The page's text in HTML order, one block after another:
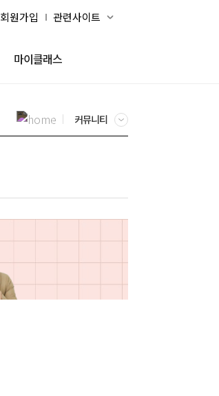
회원가입
마이클래스
커뮤니티